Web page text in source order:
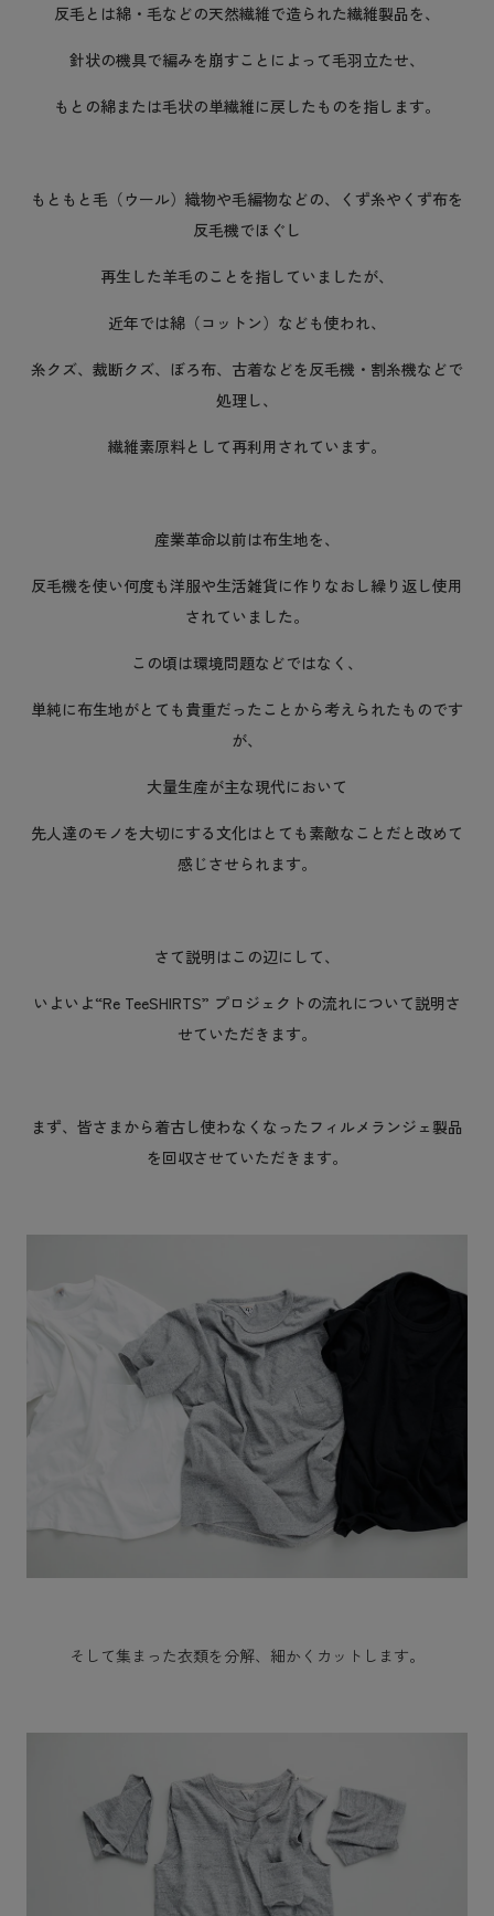
反毛とは綿・毛などの天然繊維で造られた繊維製品を、
針状の機具で編みを崩すことによって毛羽立たせ、
もとの綿または毛状の単繊維に戻したものを指します。
もともと毛（ウール）織物や毛編物などの、くず糸やくず布を
反毛機でほぐし
再生した羊毛のことを指していましたが、
近年では綿（コットン）なども使われ、
糸クズ、裁断クズ、ぼろ布、古着などを反毛機・割糸機などで
処理し、
繊維素原料として再利用されています。
産業革命以前は布生地を、
反毛機を使い何度も洋服や生活雑貨に作りなおし繰り返し使用
されていました。
この頃は環境問題などではなく、
単純に布生地がとても貴重だったことから考えられたものです
が、
大量生産が主な現代において
先人達のモノを大切にする文化はとても素敵なことだと改めて
感じさせられます。
さて説明はこの辺にして、
いよいよ“Re TeeSHIRTS” プロジェクトの流れについて説明さ
せていただきます。
まず、皆さまから着古し使わなくなったフィルメランジェ製品
を回収させていただきます。
そして集まった衣類を分解、細かくカットします。